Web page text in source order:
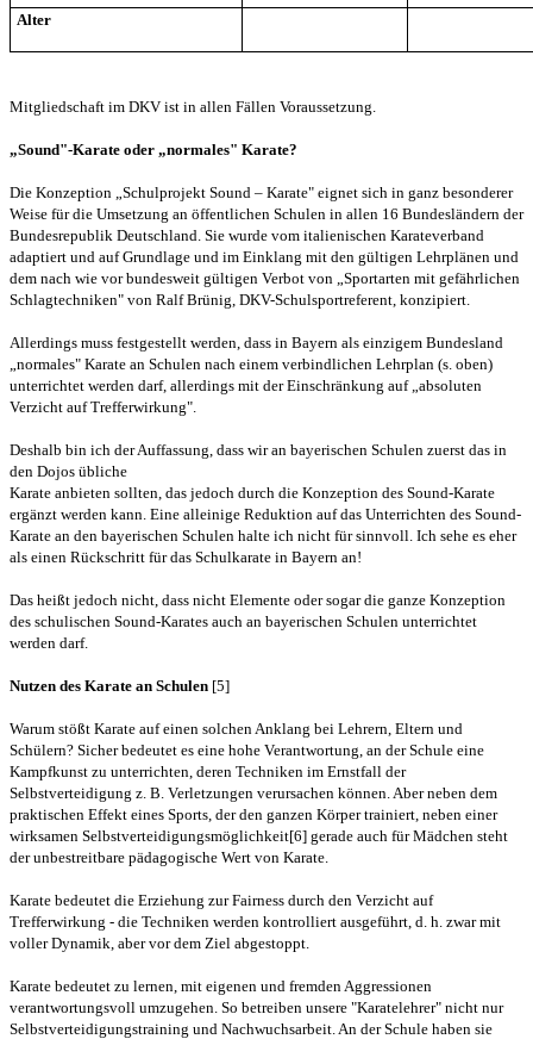
Alter
Mitgliedschaft im DKV ist in allen Fällen Voraussetzung.
„Sound"-Karate oder „normales" Karate?
Die Konzeption „Schulprojekt Sound – Karate" eignet sich in ganz besonderer
Weise für die Umsetzung an öffentlichen Schulen in allen 16 Bundesländern der
Bundesrepublik Deutschland. Sie wurde vom italienischen Karateverband
adaptiert und auf Grundlage und im Einklang mit den gültigen Lehrplänen und
dem nach wie vor bundesweit gültigen Verbot von „Sportarten mit gefährlichen
Schlagtechniken" von Ralf Brünig, DKV-Schulsportreferent, konzipiert.
Allerdings muss festgestellt werden, dass in Bayern als einzigem Bundesland
„normales" Karate an Schulen nach einem verbindlichen Lehrplan (s. oben)
unterrichtet werden darf, allerdings mit der Einschränkung auf „absoluten
Verzicht auf Trefferwirkung".
Deshalb bin ich derAuffassung, dass wir an bayerischen Schulen zuerst das in
den Dojos übliche
Karate anbieten sollten, das jedoch durch die Konzeption des Sound-Karate
ergänzt werden kann. Eine alleinige Reduktion auf das Unterrichten des Sound-
Karate an den bayerischen Schulen halte ich nicht für sinnvoll. Ich sehe es eher
als einen Rückschritt für das Schulkarate in Bayern an!
Das heißt jedoch nicht, dass nicht Elemente oder sogar die ganze Konzeption
des schulischen Sound-Karates auch an bayerischen Schulen unterrichtet
werden darf.
Nutzen des Karate an Schulen [5]
Warum stößt Karate auf einen solchen Anklang bei Lehrern, Eltern und
Schülern? Sicher bedeutet es eine hohe Verantwortung, an der Schule eine
Kampfkunst zu unterrichten, deren Techniken im Ernstfall der
Selbstverteidigung z. B. Verletzungen verursachen können. Aber neben dem
praktischen Effekt eines Sports, der den ganzen Körper trainiert, neben einer
wirksamen Selbstverteidigungsmöglichkeit[6] gerade auch für Mädchen steht
der unbestreitbare pädagogische Wert von Karate.
Karate bedeutet die Erziehung zurFairness durch den Verzicht auf
Trefferwirkung - die Techniken werden kontrolliert ausgeführt, d. h. zwar mit
voller Dynamik, aber vor dem Ziel abgestoppt.
Karate bedeutet zu lernen, mit eigenen und fremden Aggressionen
verantwortungsvoll umzugehen. So betreiben unsere "Karatelehrer" nicht nur
Selbstverteidigungstraining und Nachwuchsarbeit. An der Schule haben sie